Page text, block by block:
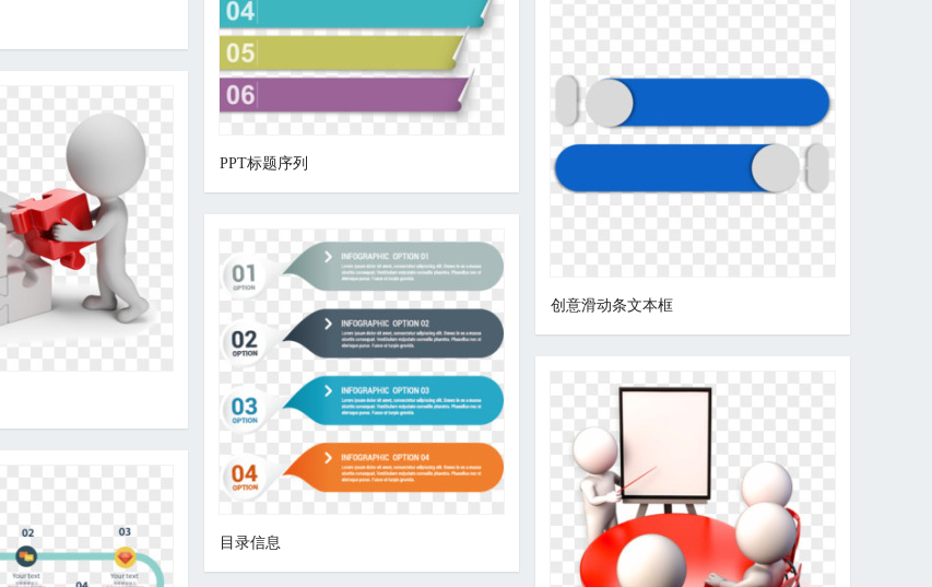
PPT标题序列
创意滑动条文本框
目录信息